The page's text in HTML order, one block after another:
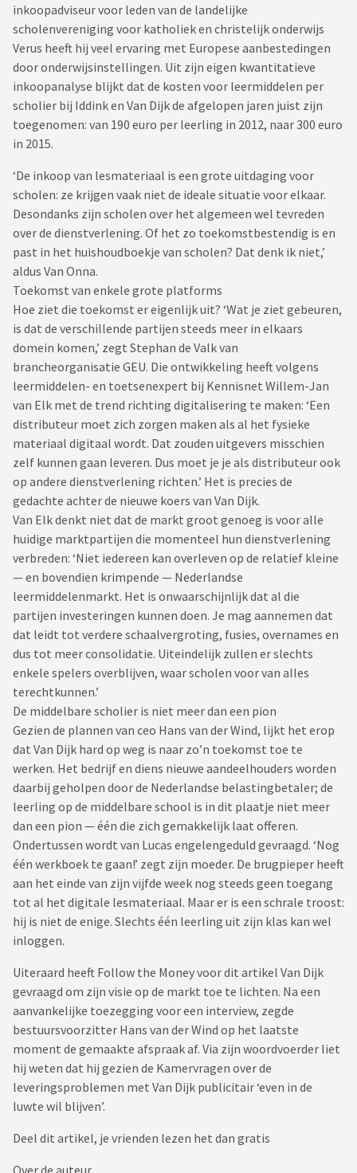
inkoopadviseur voor leden van de landelijke
scholenvereniging voor katholiek en christelijk onderwijs
Verus heeft hij veel ervaring met Europese aanbestedingen
door onderwijsinstellingen. Uit zijn eigen kwantitatieve
inkoopanalyse blijkt dat de kosten voor leermiddelen per
scholier bij Iddink en Van Dijk de afgelopen jaren juist zijn
toegenomen: van 190 euro per leerling in 2012, naar 300 euro
in 2015.
‘De inkoop van lesmateriaal is een grote uitdaging voor
scholen: ze krijgen vaak niet de ideale situatie voor elkaar.
Desondanks zijn scholen over het algemeen wel tevreden
over de dienstverlening. Of het zo toekomstbestendig is en
past in het huishoudboekje van scholen? Dat denk ik niet,’
aldus Van Onna.
Toekomst van enkele grote platforms
Hoe ziet die toekomst er eigenlijk uit? ‘Wat je ziet gebeuren,
is dat de verschillende partijen steeds meer in elkaars
domein komen,’ zegt Stephan de Valk van
brancheorganisatie GEU. Die ontwikkeling heeft volgens
leermiddelen- en toetsenexpert bij Kennisnet Willem-Jan
van Elk met de trend richting digitalisering te maken: ‘Een
distributeur moet zich zorgen maken als al het fysieke
materiaal digitaal wordt. Dat zouden uitgevers misschien
zelf kunnen gaan leveren. Dus moet je je als distributeur ook
op andere dienstverlening richten.’ Het is precies de
gedachte achter de nieuwe koers van Van Dijk.
Van Elk denkt niet dat de markt groot genoeg is voor alle
huidige marktpartijen die momenteel hun dienstverlening
verbreden: ‘Niet iedereen kan overleven op de relatief kleine
— en bovendien krimpende — Nederlandse
leermiddelenmarkt. Het is onwaarschijnlijk dat al die
partijen investeringen kunnen doen. Je mag aannemen dat
dat leidt tot verdere schaalvergroting, fusies, overnames en
dus tot meer consolidatie. Uiteindelijk zullen er slechts
enkele spelers overblijven, waar scholen voor van alles
terechtkunnen.’
De middelbare scholier is niet meer dan een pion
Gezien de plannen van ceo Hans van der Wind, lijkt het erop
dat Van Dijk hard op weg is naar zo’n toekomst toe te
werken. Het bedrijf en diens nieuwe aandeelhouders worden
daarbij geholpen door de Nederlandse belastingbetaler; de
leerling op de middelbare school is in dit plaatje niet meer
dan een pion — één die zich gemakkelijk laat offeren.
Ondertussen wordt van Lucas engelengeduld gevraagd. ‘Nog
één werkboek te gaan!’ zegt zijn moeder. De brugpieper heeft
aan het einde van zijn vijfde week nog steeds geen toegang
tot al het digitale lesmateriaal. Maar er is een schrale troost:
hij is niet de enige. Slechts één leerling uit zijn klas kan wel
inloggen.
Uiteraard heeft Follow the Money voor dit artikel Van Dijk
gevraagd om zijn visie op de markt toe te lichten. Na een
aanvankelijke toezegging voor een interview, zegde
bestuursvoorzitter Hans van der Wind op het laatste
moment de gemaakte afspraak af. Via zijn woordvoerder liet
hij weten dat hij gezien de Kamervragen over de
leveringsproblemen met Van Dijk publicitair ‘even in de
luwte wil blijven’.
Deel dit artikel, je vrienden lezen het dan gratis